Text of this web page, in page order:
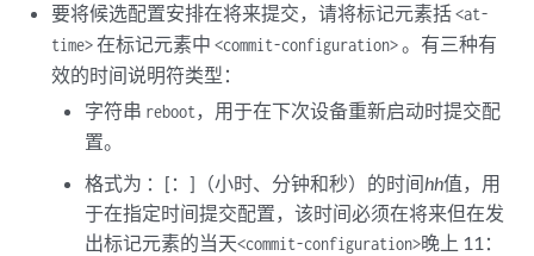
要将候选配置安排在将来提交，请将标记元素括<at-
time>在标记元素中<commit-configuration>。有三种有
效的时间说明符类型：
字符串 reboot，用于在下次设备重新启动时提交配
置。
格式为 ：[：]（小时、分钟和秒）的时间hh值，用
于在指定时间提交配置，该时间必须在将来但在发
出标记元素的当天<commit-configuration>晚上 11：